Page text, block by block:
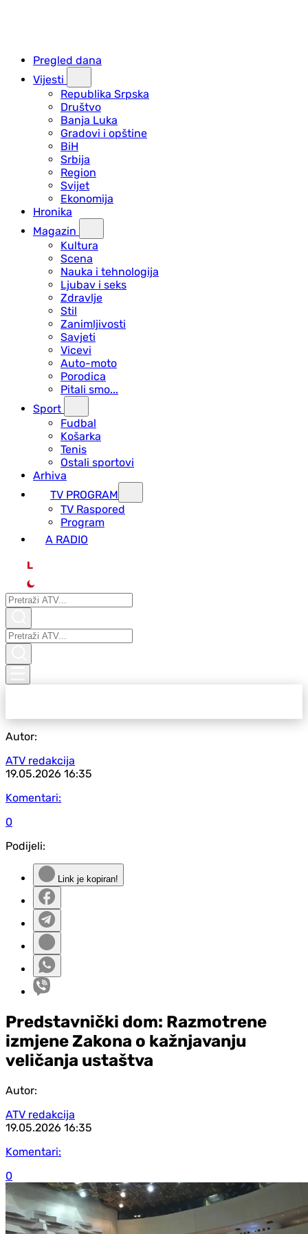
Pregled dana
Vijesti
Republika Srpska
Društvo
Banja Luka
Gradovi i opštine
BiH
Srbija
Region
Svijet
Ekonomija
Hronika
Magazin
Kultura
Scena
Nauka i tehnologija
Ljubav i seks
Zdravlje
Stil
Zanimljivosti
Savjeti
Vicevi
Auto-moto
Porodica
Pitali smo...
Sport
Fudbal
Košarka
Tenis
Ostali sportovi
Arhiva
TV PROGRAM
ТV Raspored
Program
A RADIO
L
Autor:
ATV redakcija
19.05.2026 16:35
Komentari:
0
Podijeli:
Link je kopiran!
Predstavnički dom: Razmotrene
izmjene Zakona o kažnjavanju
veličanja ustaštva
Autor:
ATV redakcija
19.05.2026 16:35
Komentari:
0